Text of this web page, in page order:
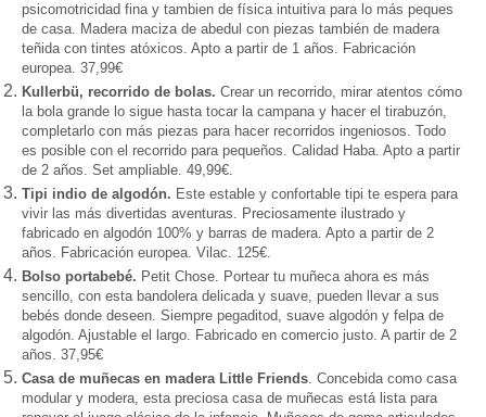
psicomotricidad fina y tambien de física intuitiva para lo más peques
de casa. Madera maciza de abedul con piezas también de madera
teñida con tintes atóxicos. Apto a partir de 1 años. Fabricación
europea. 37,99€
Kullerbü, recorrido de bolas. Crear un recorrido, mirar atentos cómo
la bola grande lo sigue hasta tocar la campana y hacer el tirabuzón,
completarlo con más piezas para hacer recorridos ingeniosos. Todo
es posible con el recorrido para pequeños. Calidad Haba. Apto a partir
de 2 años. Set ampliable. 49,99€.
Tipi indio de algodón. Este estable y confortable tipi te espera para
vivir las más divertidas aventuras. Preciosamente ilustrado y
fabricado en algodón 100% y barras de madera. Apto a partir de 2
años. Fabricación europea. Vilac. 125€.
Bolso portabebé. Petit Chose. Portear tu muñeca ahora es más
sencillo, con esta bandolera delicada y suave, pueden llevar a sus
bebés donde deseen. Siempre pegaditod, suave algodón y felpa de
algodón. Ajustable el largo. Fabricado en comercio justo. A partir de 2
años. 37,95€
Casade muñecas en madera Little Friends. Concebida como casa
modular y modera, esta preciosa casa de muñecas está lista para